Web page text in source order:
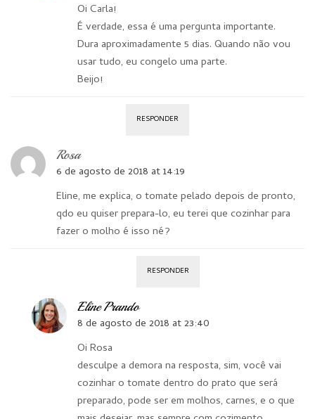
Oi Carla!
É verdade, essa é uma pergunta importante.
Dura aproximadamente 5 dias. Quando não vou
usar tudo, eu congelo uma parte.
Beijo!
RESPONDER
Rosa
6 de agosto de 2018 at 14:19
Eline, me explica, o tomate pelado depois de pronto,
qdo eu quiser prepara-lo, eu terei que cozinhar para
fazer o molho é isso né?
RESPONDER
Eline Prando
8 de agosto de 2018 at 23:40
Oi Rosa
desculpe a demora na resposta, sim, você vai
cozinhar o tomate dentro do prato que será
preparado, pode ser em molhos, carnes, e o que